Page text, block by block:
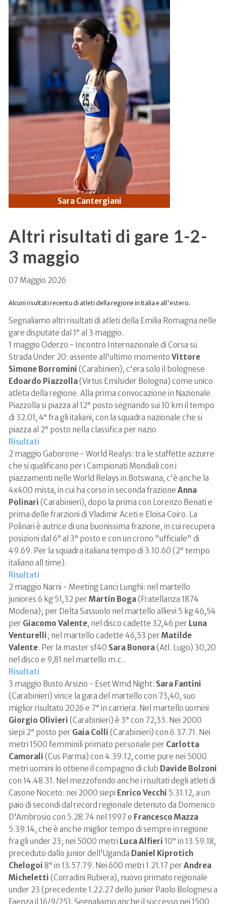
Sara Cantergiani
Altri risultati di gare 1-2-
3 maggio
07 Maggio 2026
Alcuni risultati recentu di atleti della regione in Italia e all'estero.
Segnaliamo altri risultati di atleti della Emilia Romagna nelle
gare disputate dal 1° al 3 maggio.
1 maggio Oderzo - Incontro Internazionale di Corsa su
Strada Under 20: assente all'ultimo momento Vittore
Simone Borromini (Carabinieri), c'era solo il bolognese
Edoardo Piazzolla(Virtus Emilsider Bologna) come unico
atleta della regione. Alla prima convocazione in Nazionale
Piazzolla si piazza al 12° posto segnando sui 10 km il tempo
di 32.01, 4° fra gli italiani, con la squadra nazionale che si
piazza al 2° posto nella classifica per nazio
Risultati
2 maggio Gaborone - World Realys: tra le staffette azzurre
che si qualificano per i Campionati Mondiali con i
piazzamenti nelle World Relays in Botswana, c'è anche la
4x400 mista, in cui ha corso in seconda frazione Anna
Polinari (Carabinieri), dopo la prima con Lorenzo Benati e
prima delle frarzioni di Vladimir Aceti e Eloisa Coiro. La
Polinari è autrice di una buonissima frazione, in cui recupera
posizioni dal 6° al 3° posto e con un crono "ufficiale" di
49.69. Per la squadra italiana tempo di 3.10.60 (2° tempo
italiano all time).
Risultati
2 maggio Narni - Meeting Lanci Lunghi: nel martello
juniores 6 kg 51,32 perMartin Boga(Fratellanza 1874
Modena); per Delta Sassuolo nel martello allievi 5 kg 46,54
per Giacomo Valente, nel disco cadette 32,46 per Luna
Venturelli; nel martello cadette 46,53 perMatilde
Valente. Per la master sf40 Sara Bonora(Atl. Lugo) 30,20
nel disco e 9,81 nel martello m.c..
Risultati
3 maggio Busto Arsizio - Eset Wmd Night: Sara Fantini
(Carabinieri) vince la gara del martello con 73,40, suo
miglior risultato 2026 e 7° in carriera. Nel martello uomini
Giorgio Olivieri (Carabinieri) è 3° con 72,33. Nei 2000
siepi 2° posto per Gaia Colli (Carabinieri) con 6.37.71. Nei
metri 1500 femminili primato personale per Carlotta
Camorali (Cus Parma) con 4.39.12, come pure nei 5000
metri uomini lo ottiene il compagno di club Davide Bolzoni
con 14.48.31. Nel mezzofondo anche i risultati degli atleti di
Casone Noceto: nei 2000 siepi Enrico Vecchi 5.31.12, a un
paio di secondi dal record regionale detenuto da Domenico
D'Ambrosio con 5.28.74 nel 1997 e Francesco Mazza
5.39.14, che è anche miglior tempo di sempre in regione
fra gli under 23; nei 5000 metri Luca Alfieri 10° in 13.59.18,
preceduto dallo junior dell'Uganda Daniel Kiprotich
Chelogoi 8° in 13.57.79. Nei 600 metri 1.21.17 perAndrea
Micheletti (Corradini Rubiera), nuovo primato regionale
under 23 (precedente 1.22.27 dello junior Paolo Bolognesi a
Faenza il 16/9/25). Segnaliamo anche il successo nei 1500